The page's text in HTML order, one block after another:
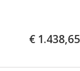
€ 1.438,65